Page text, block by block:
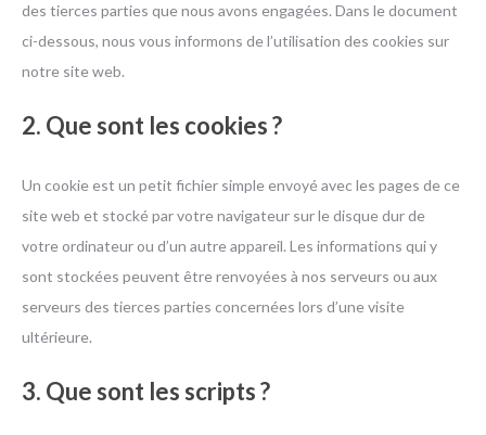
des tierces parties que nous avons engagées. Dans le document
ci-dessous, nous vous informons de l’utilisation des cookies sur
notre site web.
2. Que sont les cookies ?
Un cookie est un petit fichier simple envoyé avec les pages de ce
site web et stocké par votre navigateur sur le disque dur de
votre ordinateur ou d’un autre appareil. Les informations qui y
sont stockées peuvent être renvoyées à nos serveurs ou aux
serveurs des tierces parties concernées lors d’une visite
ultérieure.
3. Que sont les scripts ?